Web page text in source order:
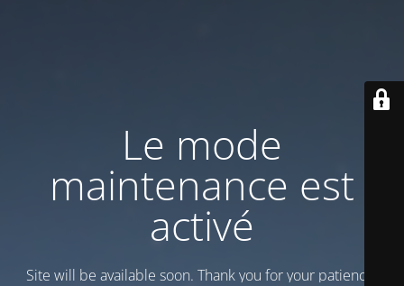
Le mode
maintenance est
activé
Site will be available soon. Thank you for your patience!